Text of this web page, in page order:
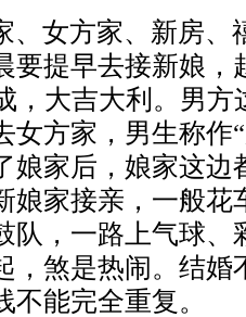
女方家、新房、
要提早去接新娘，
，大吉大利。男
女方家，男生称作
娘家后，娘家这边
娘家接亲，一般
队，一路上气球、
，煞是热闹。结婚
能完全重复。